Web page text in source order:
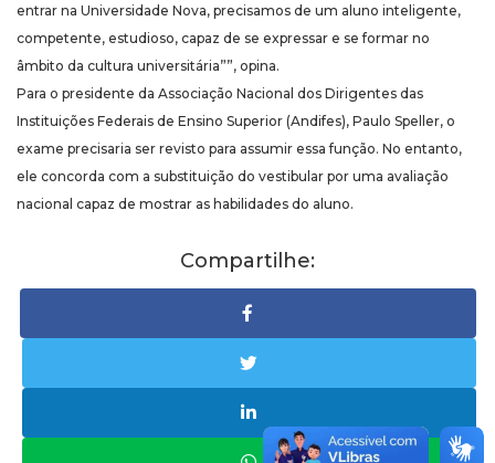
entrar na Universidade Nova, precisamos de um aluno inteligente,
competente, estudioso, capaz de se expressar e se formar no
âmbito da cultura universitária””, opina.
Para o presidente da Associação Nacional dos Dirigentes das
Instituições Federais de Ensino Superior (Andifes), Paulo Speller, o
exame precisaria ser revisto para assumir essa função. No entanto,
ele concorda com a substituição do vestibular por uma avaliação
nacional capaz de mostrar as habilidades do aluno.
Compartilhe: